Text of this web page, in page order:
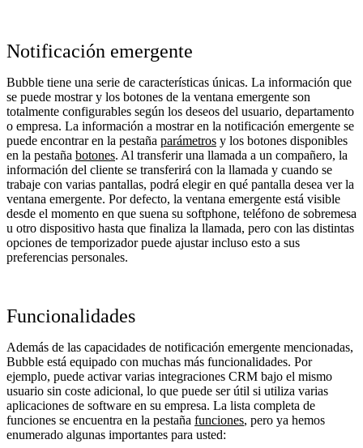
Notificación emergente
Bubble tiene una serie de características únicas. La información que
se puede mostrar y los botones de la ventana emergente son
totalmente configurables según los deseos del usuario, departamento
o empresa. La información a mostrar en la notificación emergente se
puede encontrar en la pestaña parámetros y los botones disponibles
en la pestaña botones. Al transferir una llamada a un compañero, la
información del cliente se transferirá con la llamada y cuando se
trabaje con varias pantallas, podrá elegir en qué pantalla desea ver la
ventana emergente. Por defecto, la ventana emergente está visible
desde el momento en que suena su softphone, teléfono de sobremesa
u otro dispositivo hasta que finaliza la llamada, pero con las distintas
opciones de temporizador puede ajustar incluso esto a sus
preferencias personales.
Funcionalidades
Además de las capacidades de notificación emergente mencionadas,
Bubble está equipado con muchas más funcionalidades. Por
ejemplo, puede activar varias integraciones CRM bajo el mismo
usuario sin coste adicional, lo que puede ser útil si utiliza varias
aplicaciones de software en su empresa. La lista completa de
funciones se encuentra en la pestaña funciones, pero ya hemos
enumerado algunas importantes para usted: